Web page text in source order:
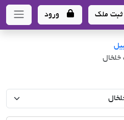
املاک و مشاورین املاک
ثبت ملک ورود
املاک
خلخال